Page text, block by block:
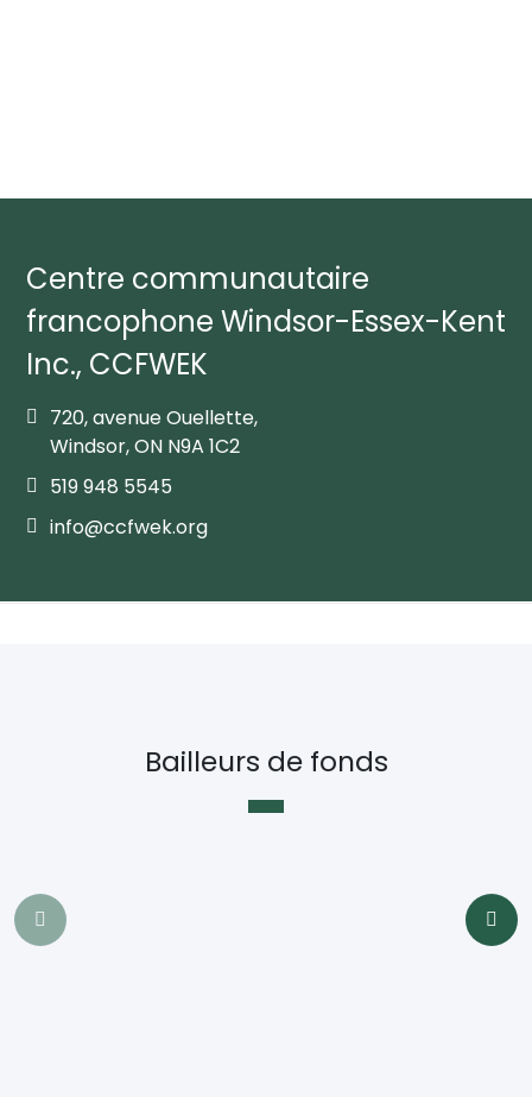
Centre communautaire
francophone Windsor-Essex-Kent
Inc., CCFWEK
720, avenue Ouellette,
Windsor, ON N9A 1C2
519 948 5545
info@ccfwek.org
Bailleurs de fonds